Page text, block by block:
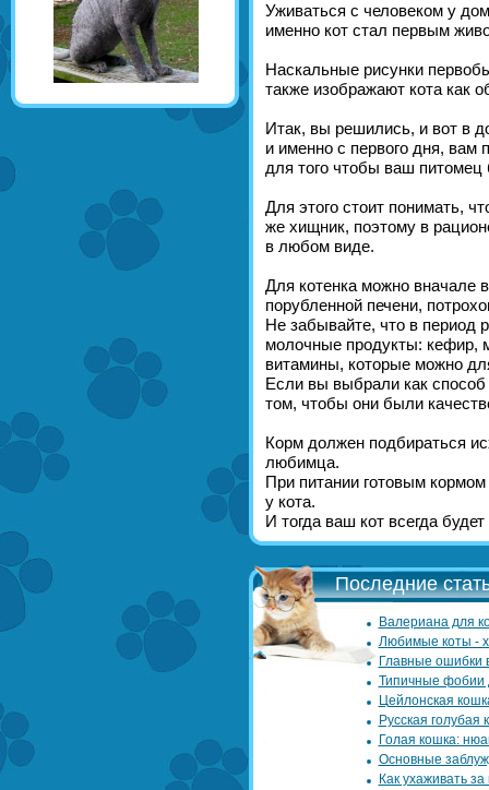
Уживаться с человеком у
именно кот стал первым
Наскальные рисунки
также изображают кота как
Итак, вы решились, и вот в
и именно с первого дня, вам
для того чтобы ваш
Для этого стоит понимать,
же хищник, поэтому в
в любом виде.
Для котенка можно вначале
порубленной печени,
Не забывайте, что в период
молочные продукты: кефир,
витамины, которые можно
Если вы выбрали как способ
том, чтобы они были
Корм должен подбираться
любимца.
При питании готовым
у кота.
И тогда ваш кот всегда
Последние
Валериана для
Любимые коты -
Главные ошибки
Типичные фобии
Цейлонская
Русская голубая
Голая кошка:
Основные
Как ухаживать